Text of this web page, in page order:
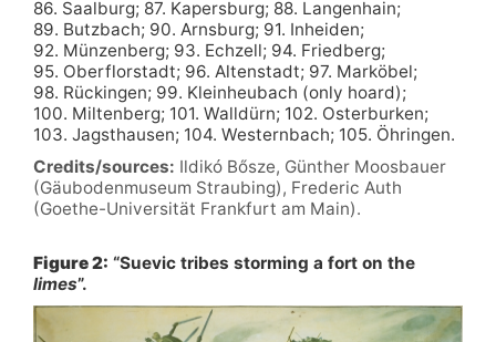
86. Saalburg; 87. Kapersburg; 88. Langenhain;
89. Butzbach; 90. Arnsburg; 91. Inheiden;
92. Münzenberg; 93. Echzell; 94. Friedberg;
95. Oberflorstadt; 96. Altenstadt; 97. Marköbel;
98. Rückingen; 99. Kleinheubach (only hoard);
100. Miltenberg; 101. Walldürn; 102. Osterburken;
103. Jagsthausen; 104. Westernbach; 105. Öhringen.
Credits/sources: Ildikó Bősze, Günther Moosbauer
(Gäubodenmuseum Straubing), Frederic Auth
(Goethe-Universität Frankfurt am Main).
Figure 2: “Suevic tribes storming a fort on the
limes”.